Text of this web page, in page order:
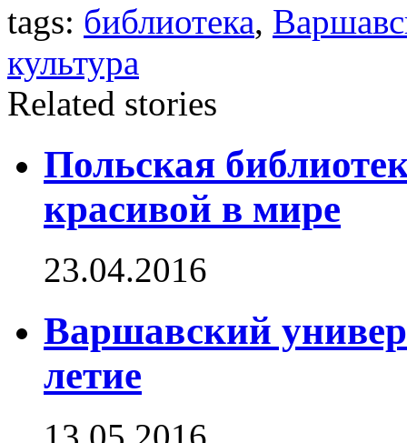
tags: библиотека,
культура
Related stories
Польская
красивой в мире
23.04.2016
Варшавский
летие